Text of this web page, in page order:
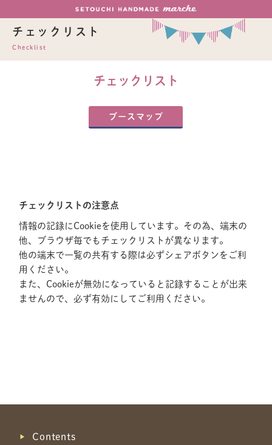
チェックリスト
Checklist
チェックリスト
ブースマップ
チェックリストの注意点
情報の記録にCookieを使用しています。その為、端末の
他、ブラウザ毎でもチェックリストが異なります。
他の端末で一覧の共有する際は必ずシェアボタンをご利
用ください。
また、Cookieが無効になっていると記録することが出来
ませんので、必ず有効にしてご利用ください。
Contents